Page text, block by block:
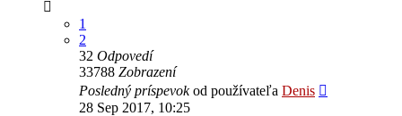
1
2
32 Odpovedí
33788 Zobrazení
Posledný príspevokod používateľa Denis
28 Sep 2017, 10:25